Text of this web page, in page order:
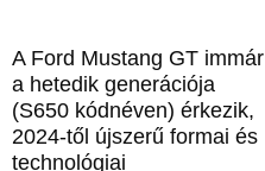
A Ford Mustang GT immár
a hetedik generációja
(S650 kódnéven) érkezik,
2024-től újszerű formai és
technológiai